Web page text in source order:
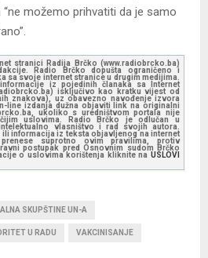
“ne možemo prihvatiti da je samo
stranici Radija Brčko (www.radiobrcko.ba)
Radio Brčko dopušta ograničeno i
sa svoje internet stranice u drugim medijima.
iz pojedinih članaka sa Internet
isključivo kao kratku vijest od
znakova), uz obavezno navođenje izvora
line izdanja dužna objaviti link na originalni
ukoliko s uredništvom portala nije
uslovima. Radio Brčko je odlučan u
vlasništvo i rad svojih autora.
informacija iz teksta objavljenog na internet
prenese suprotno ovim pravilima, protiv
postupak pred Osnovnim sudom Brčko
o uslovima korištenja kliknite na USLOVI
SKUPŠTINE UN-A
U RADU VAKCINISANJE